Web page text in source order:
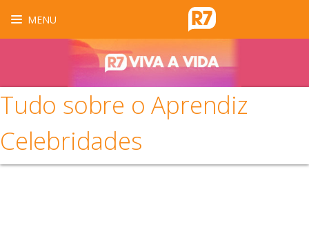
MENU
Tudo sobre o Aprendiz
Celebridades